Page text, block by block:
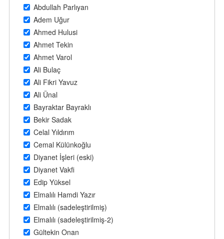
Abdullah Parlıyan
Adem Uğur
Ahmed Hulusi
Ahmet Tekin
Ahmet Varol
Ali Bulaç
Ali Fikri Yavuz
Ali Ünal
Bayraktar Bayraklı
Bekir Sadak
Celal Yıldırım
Cemal Külünkoğlu
Diyanet İşleri (eski)
Diyanet Vakfi
Edip Yüksel
Elmalılı Hamdi Yazır
Elmalılı (sadeleştirilmiş)
Elmalılı (sadeleştirilmiş-2)
Gültekin Onan